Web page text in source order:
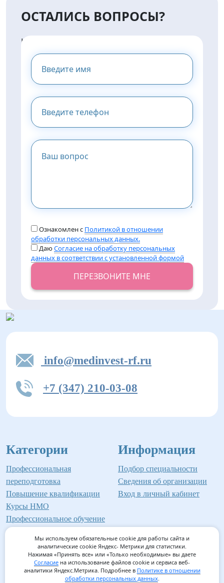
ОСТАЛИСЬ ВОПРОСЫ?
НАПИШИТЕ НАМ И МЫ
ПРЕДОСТАВИМ ВАМ
КОНСУЛЬТАЦИЮ
Ознакомлен с Политикой в отношении
обработки персональных данных.
ДаюСогласие на обработку персональных
данных в соответствии с установленной формой
ПЕРЕЗВОНИТЕ МНЕ
info@medinvest-rf.ru
+7 (347) 210-03-08
Категории
Профессиональная
переподготовка
Повышение квалификации
Курсы НМО
Профессиональное обучение
Информация
Подбор специальности
Сведения об организации
Вход в личный кабинет
©2026 Институт профессионального образования
Мед-Инвест
Мы используем обязательные cookie для работы сайта и
аналитические cookie Яндекс- Метрики для статистики.
Нажимая «Принять все» или «Только необходимые» вы даете
Согласие на использование файлов cookie и сервиса веб-
аналитики Яндекс.Метрика. Подробнее в Политике в отношении
обработки персональных данных.